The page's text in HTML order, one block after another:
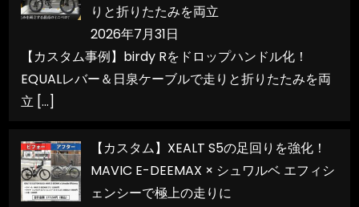
りと折りたたみを両立
2026年7月31日
【カスタム事例】birdy Rをドロップハンドル化！
EQUALレバー＆日泉ケーブルで走りと折りたたみを両
立 […]
【カスタム】XEALT S5の足回りを強化！
MAVIC E-DEEMAX × シュワルベ エフィシ
ェンシーで極上の走りに